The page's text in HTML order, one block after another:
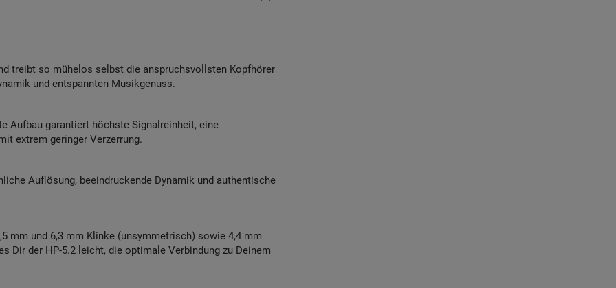
treibt so mühelos selbst die anspruchsvollsten Kopfhörer
und entspannten Musikgenuss.
Aufbau garantiert höchste Signalreinheit, eine
extrem geringer Verzerrung.
Auflösung, beeindruckende Dynamik und authentische
mm und 6,3 mm Klinke (unsymmetrisch) sowie 4,4 mm
Dir der HP-5.2 leicht, die optimale Verbindung zu Deinem